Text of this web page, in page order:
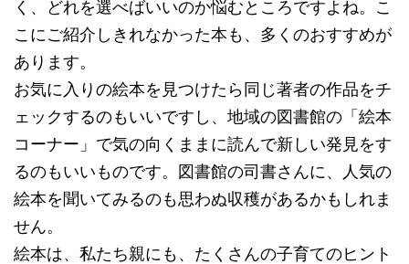
く、どれを選べばいいのか悩むところですよね。こ
こにご紹介しきれなかった本も、多くのおすすめが
あります。
お気に入りの絵本を見つけたら同じ著者の作品をチ
ェックするのもいいですし、地域の図書館の「絵本
コーナー」で気の向くままに読んで新しい発見をす
るのもいいものです。図書館の司書さんに、人気の
絵本を聞いてみるのも思わぬ収穫があるかもしれま
せん。
絵本は、私たち親にも、たくさんの子育てのヒント